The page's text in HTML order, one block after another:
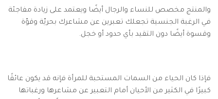
والمنتج مخصص للنساء والرجال أيضًا ويعتمد على زيادة مفاجئة
في الرغبة الجنسية تجعلك تعبرين عن مشاعرك بحريّة وقوّة
وقسوة أيضًا دون التقيد بأي حدود أو خجل.
فإذا كان الحياء من السمات المستحبة للمرأة فإنه قد يكون عائقًا
كبيرًا في الكثير من الأحيان أمام التعبير عن مشاعرها ورغباتها